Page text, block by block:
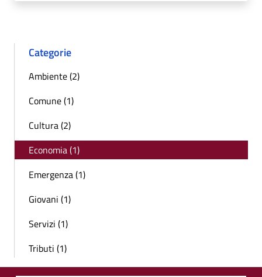
Categorie
Ambiente (2)
Comune (1)
Cultura (2)
Economia (1)
Emergenza (1)
Giovani (1)
Servizi (1)
Tributi (1)